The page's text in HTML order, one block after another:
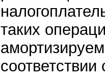
таких